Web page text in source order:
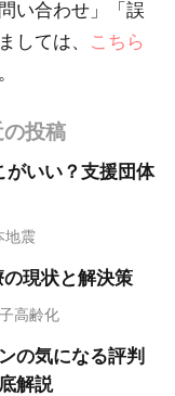
い合わせ」「誤
しては、
こちら
投稿
がいい？支援団体
地震
現状と解決策
高齢化
の気になる評判
解説